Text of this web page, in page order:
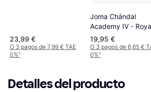
23,99 €
O 3 pagos de 7,99 € TAE
0%¹
Joma Chándal
Academy IV -
Marino
19,95 €
O 3 pagos de 6,65 €
0%¹
Detalles del producto